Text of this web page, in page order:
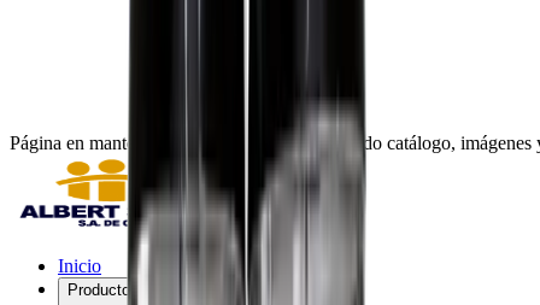
Página en mantenimiento: seguimos actualizando catálogo,
Inicio
Productos